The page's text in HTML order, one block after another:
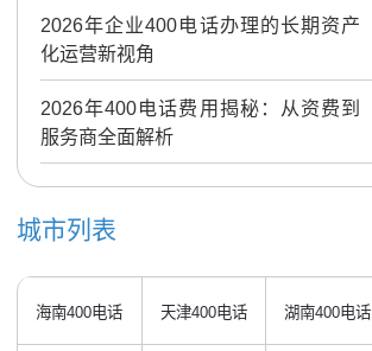
2026年企业400电话办理的长期资产
化运营新视角
2026年400电话费用揭秘：从资费到
服务商全面解析
城市列表
海南400电话 天津400电话 湖南400电话